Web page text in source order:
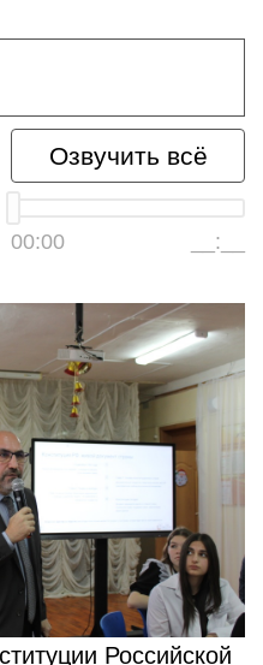
Озвучить всё
00:00 __:__
Российской